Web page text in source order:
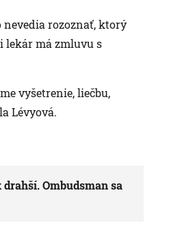
rozoznať, ktorý
lekár má zmluvu s
vyšetrenie, liečbu,
Lévyová.
Ombudsman sa